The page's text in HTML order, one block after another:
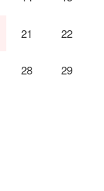
21 22
28 29